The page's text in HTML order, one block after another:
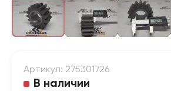
Артикул: 275301726
В наличии